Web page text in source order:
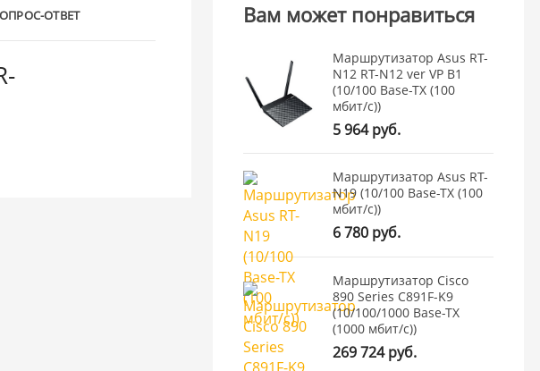
ОТВЕТ Вам может понравиться
Маршрутизатор Asus RT-
N12 RT-N12 ver VP B1
(10/100 Base-TX (100
мбит/с))
5 964 руб.
Маршрутизатор Asus RT-
N19 (10/100 Base-TX (100
мбит/с))
6 780 руб.
Маршрутизатор Cisco
890 Series C891F-K9
(10/100/1000 Base-TX
(1000 мбит/с))
269 724 руб.